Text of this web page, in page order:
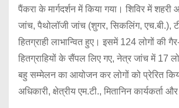
पैंकरा के मार्गदर्शन में किया गया। शिविर में
जांच, पैथोलॉजी जांच (शुगर, सिकलिंग, एच.बी.),
हितग्राही लाभान्वित हुए। इसमें 124 लोगों की
हितग्राहियों के सैंपल लिए गए, नेत्र जांच में 17
बहु सम्मेलन का आयोजन कर लोगों को प्रेरित
अधिकारी, क्षेत्रीय एम.टी., मितानिन कार्यकर्ता